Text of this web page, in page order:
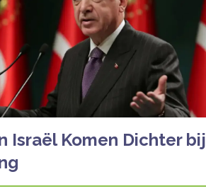
Israël Komen Dichter bij